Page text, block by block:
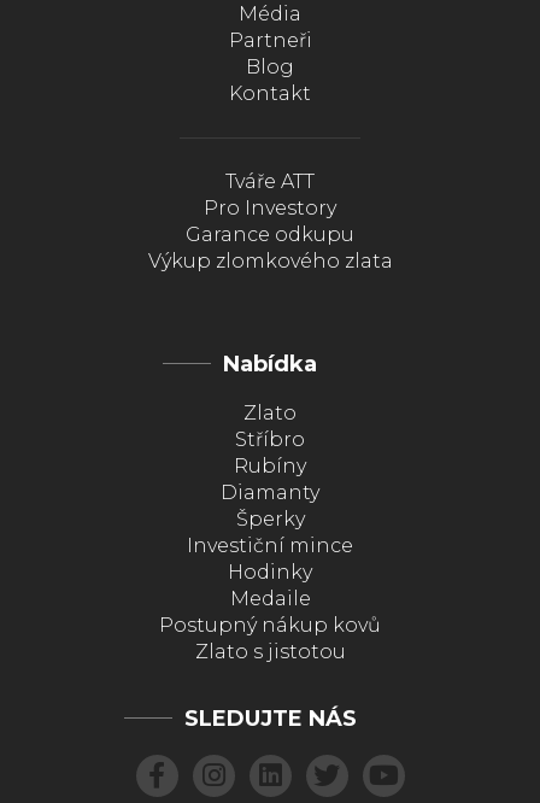
Média
Partneři
Blog
Kontakt
Tváře ATT
Pro Investory
Garance odkupu
Výkup zlomkového zlata
Nabídka
Zlato
Stříbro
Rubíny
Diamanty
Šperky
Investiční mince
Hodinky
Medaile
Postupný nákup kovů
Zlato s jistotou
SLEDUJTE NÁS